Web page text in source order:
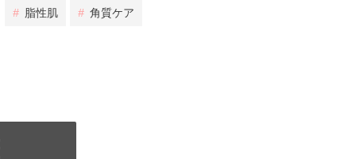
# 脂性肌 # 角質ケア